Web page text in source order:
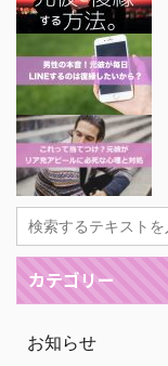
カテゴリー
お知らせ